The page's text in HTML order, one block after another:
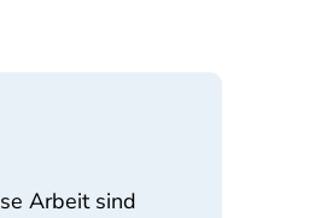
Arbeit sind